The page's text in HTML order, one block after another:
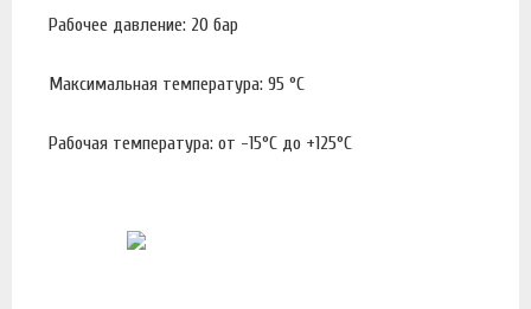
Рабочее давление: 20 бар
Максимальная температура: 95 °С
Рабочая температура: от -15°С до +125°С